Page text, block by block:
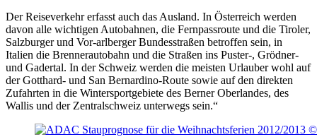
Der Reiseverkehr erfasst auch das Ausland. In Österreich werden
davon alle wichtigen Autobahnen, die Fernpassroute und die Tiroler,
Salzburger und Vor-arlberger Bundesstraßen betroffen sein, in
Italien die Brennerautobahn und die Straßen ins Puster-, Grödner-
und Gadertal. In der Schweiz werden die meisten Urlauber wohl auf
der Gotthard- und San Bernardino-Route sowie auf den direkten
Zufahrten in die Wintersportgebiete des Berner Oberlandes, des
Wallis und der Zentralschweiz unterwegs sein.“